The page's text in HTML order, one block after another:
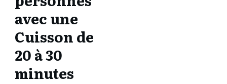
avec une
Cuisson de
20 à 30
minutes